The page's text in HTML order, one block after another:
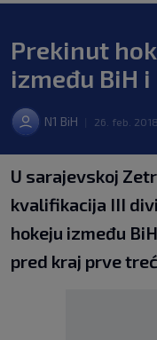
Prekinut
između BiH
N1 BiH 26. feb.
U sarajevskoj
kvalifikacija III
hokeju između
pred kraj prve